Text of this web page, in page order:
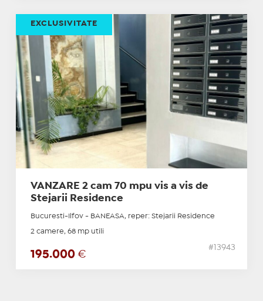
VANZARE 2 cam 70 mpu vis a vis de
Stejarii Residence
Bucuresti-Ilfov - BANEASA, reper: Stejarii Residence
2 camere, 68 mp utili
195.000 €
#13943
EXCLUSIVITATE